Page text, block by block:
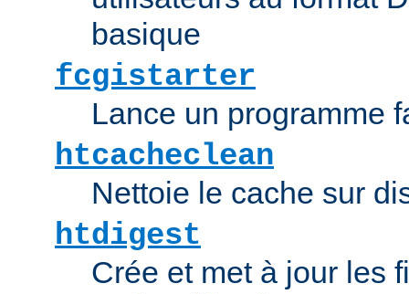
basique
fcgistarter
Lance un programme
htcacheclean
Nettoie le cache sur
htdigest
Crée et met à jour les